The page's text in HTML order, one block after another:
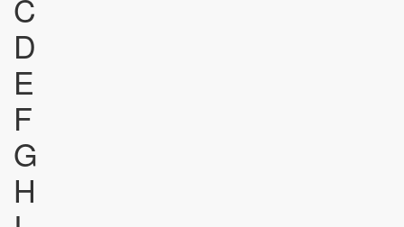
C
D
E
F
G
H